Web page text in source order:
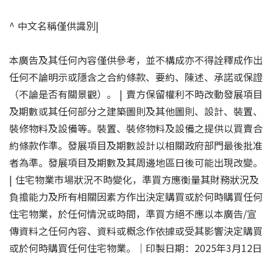
^ 中文名稱僅供識別|
本廣告及其任何內容僅供參考，並不構成亦不得詮釋成作出
任何不論明示或隱含之合約條款、要約、陳述、承諾或保證
（不論是否有關景觀）。 | 賣方保留權利不時改動發展項目
及期數或其任何部分之建築圖則及其他圖則、設計、裝置、
裝修物料及設備等。裝置、裝修物料及設備之提供以買賣合
約條款作準。發展項目及期數設計以相關政府部門最後批准
者為準。發展項目及期數及其周邊地區日後可能出現改變。
| 住宅物業市場狀況不時變化，準買方應衡量其財務狀況及
負擔能力及所有相關因素方作出決定購買或於何時購買任何
住宅物業，於任何情況或時間，準買方絕不應以本廣告/宣
傳資料之任何內容、資料或概念作依據或受其影響決定購買
或於何時購買任何住宅物業。｜印製日期：2025年3月12日